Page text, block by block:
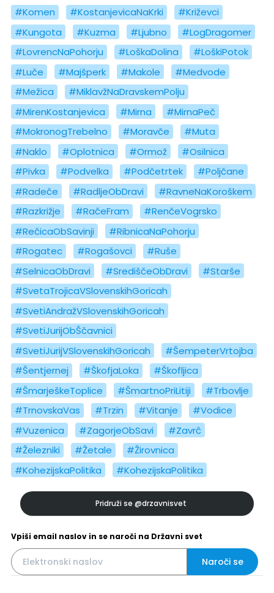
#Komen
#KostanjevicaNaKrki
#Križevci
#Kungota
#Kuzma #Ljubno
#LogDragomer
#LovrencNaPohorju
#LoškaDolina
#LoškiPotok
#Luče
#Majšperk #Makole
#Medvode
#Mežica
#MiklavžNaDravskemPolju
#MirenKostanjevica
#Mirna
#MirnaPeč
#MokronogTrebelno
#Moravče
#Muta
#Naklo
#Oplotnica #Ormož
#Osilnica
#Pivka
#Podvelka #Podčetrtek
#Poljčane
#Radeče
#RadljeObDravi
#RavneNaKoroškem
#Razkrižje
#RačeFram
#RenčeVogrsko
#RečicaObSavinji
#RibnicaNaPohorju
#Rogatec
#Rogašovci
#Ruše
#SelnicaObDravi
#SrediščeObDravi
#Starše
#SvetaTrojicaVSlovenskihGoricah
#SvetiAndražVSlovenskihGoricah
#SvetiJurijObŠčavnici
#SvetiJurijVSlovenskihGoricah
#ŠempeterVrtojba
#Šentjernej
#ŠkofjaLoka
#Škofljica
#ŠmarješkeToplice
#ŠmartnoPriLitiji
#Trbovlje
#TrnovskaVas
#Trzin #Vitanje
#Vodice
#Vuzenica
#ZagorjeObSavi
#Zavrč
#Železniki
#Žetale
#Žirovnica
#KohezijskaPolitika
#KohezijskaPolitika
Pridruži se @drzavnisvet
Vpiši email naslov in se naroči na Državni svet
Naroči se